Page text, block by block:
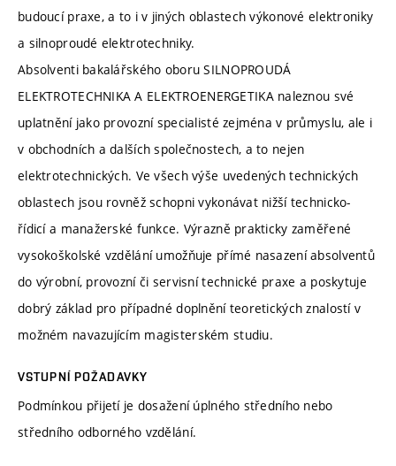
budoucí praxe, a to i v jiných oblastech výkonové elektroniky
a silnoproudé elektrotechniky.
Absolventi bakalářského oboru SILNOPROUDÁ
ELEKTROTECHNIKA A ELEKTROENERGETIKA naleznou své
uplatnění jako provozní specialisté zejména v průmyslu, ale i
v obchodních a dalších společnostech, a to nejen
elektrotechnických. Ve všech výše uvedených technických
oblastech jsou rovněž schopni vykonávat nižší technicko-
řídicí a manažerské funkce. Výrazně prakticky zaměřené
vysokoškolské vzdělání umožňuje přímé nasazení absolventů
do výrobní, provozní či servisní technické praxe a poskytuje
dobrý základ pro případné doplnění teoretických znalostí v
možném navazujícím magisterském studiu.
VSTUPNÍ POŽADAVKY
Podmínkou přijetí je dosažení úplného středního nebo
středního odborného vzdělání.